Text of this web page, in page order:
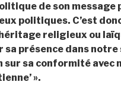
de son message
politiques. C’est
religieux ou
sa présence dans
sur sa conformité avec
».